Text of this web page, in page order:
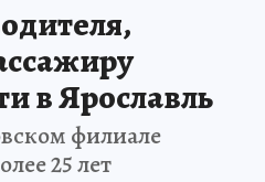
в Ярославль
филиале
25 лет